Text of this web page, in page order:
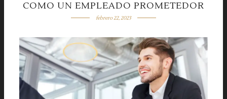
COMO UN EMPLEADO PROMETEDOR
febrero 22, 2023